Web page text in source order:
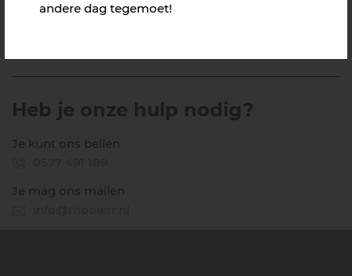
Heb je onze hulp nodig?
Je kunt ons bellen
Je mag ons mailen
andere dag tegemoet!